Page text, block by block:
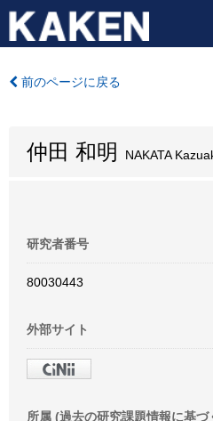
前のページに戻る
仲田 和明 NAKATA
研究者番号
80030443
外部サイト
所属 (過去の研究課題情報に基づ